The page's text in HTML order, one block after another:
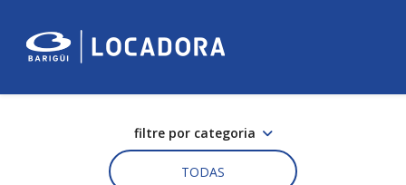
filtre por categoria
TODAS